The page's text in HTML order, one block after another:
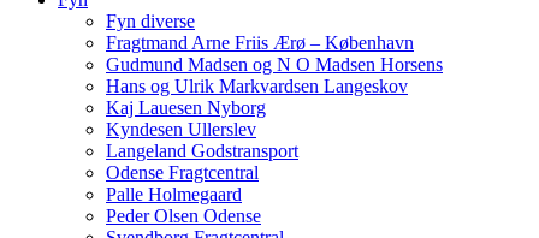
Fyn diverse
Fragtmand Arne Friis Ærø – København
Gudmund Madsen og N O Madsen Horsens
Hans og Ulrik Markvardsen Langeskov
Kaj Lauesen Nyborg
Kyndesen Ullerslev
Langeland Godstransport
Odense Fragtcentral
Palle Holmegaard
Peder Olsen Odense